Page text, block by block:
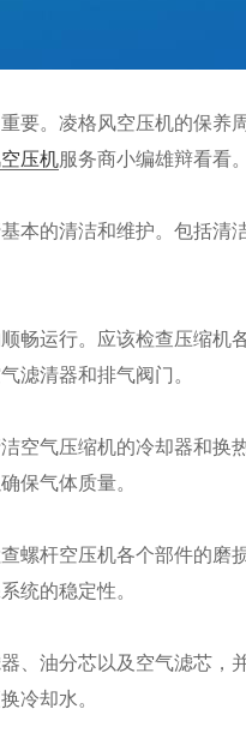
要。凌格风空压机的保养
压机服务商小编雄辩看看。
本的清洁和维护。包括清
畅运行。应该检查压缩机
滤清器和排气阀门。
空气压缩机的冷却器和换
保气体质量。
螺杆空压机各个部件的磨
统的稳定性。
、油分芯以及空气滤芯，
冷却水。